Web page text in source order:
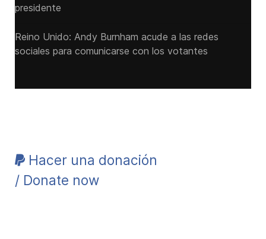
presidente
Reino Unido: Andy ‌Burnham acude a las redes
sociales para comunicarse con los votantes
Hacer una donación
/ Donate now